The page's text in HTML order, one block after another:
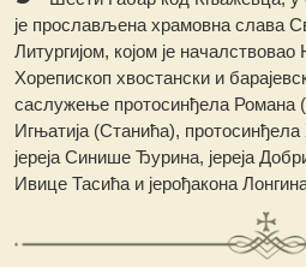
је прослављена храмовна слава
Литургијом, којом је
Хорепископ хвостански и
саслужење протосинђела Романа
Игњатија (Станића),
јереја Синише Ђурина, јереја
Ивице Тасића и јерођакона